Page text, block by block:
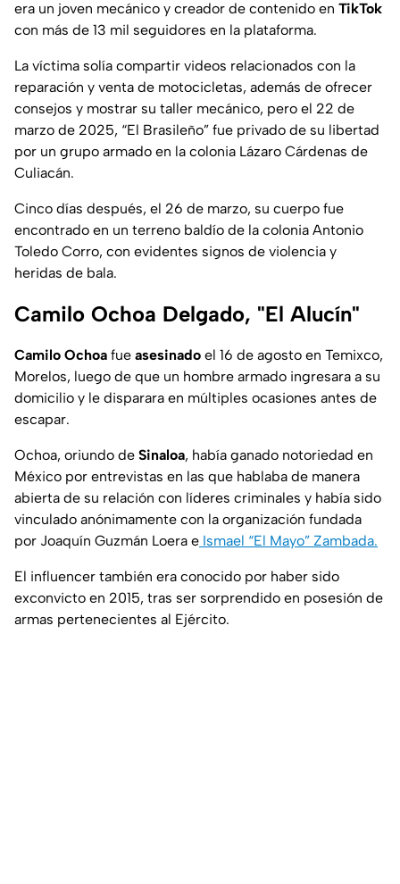
era un joven mecánico y creador de contenido en TikTok
con más de 13 mil seguidores en la plataforma.
La víctima solía compartir videos relacionados con la
reparación y venta de motocicletas, además de ofrecer
consejos y mostrar su taller mecánico, pero el 22 de
marzo de 2025, “El Brasileño” fue privado de su libertad
por un grupo armado en la colonia Lázaro Cárdenas de
Culiacán.
Cinco días después, el 26 de marzo, su cuerpo fue
encontrado en un terreno baldío de la colonia Antonio
Toledo Corro, con evidentes signos de violencia y
heridas de bala.
Camilo Ochoa Delgado, "El Alucín"
Camilo Ochoa fue asesinado el 16 de agosto en Temixco,
Morelos, luego de que un hombre armado ingresara a su
domicilio y le disparara en múltiples ocasiones antes de
escapar.
Ochoa, oriundo de Sinaloa, había ganado notoriedad en
México por entrevistas en las que hablaba de manera
abierta de su relación con líderes criminales y había sido
vinculado anónimamente con la organización fundada
por Joaquín Guzmán Loera e Ismael “El Mayo” Zambada.
El influencer también era conocido por haber sido
exconvicto en 2015, tras ser sorprendido en posesión de
armas pertenecientes al Ejército.